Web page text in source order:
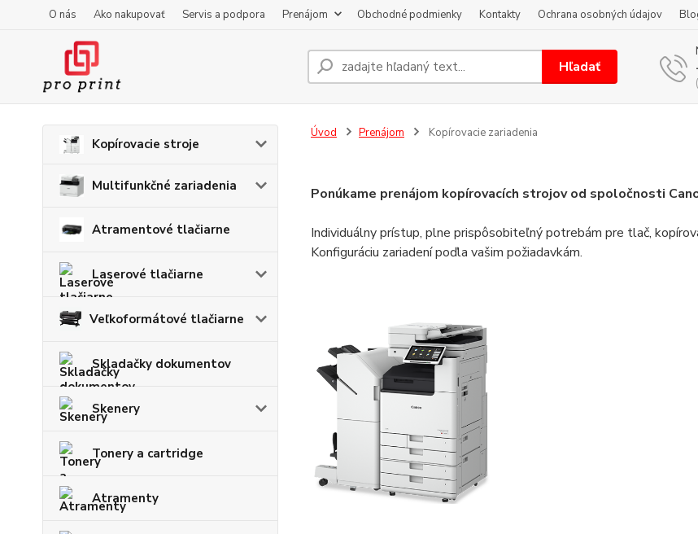
O nás Ako nakupovať Servis a podpora Prenájom Obchodné podmienky Kontakty Ochrana osobných údajov
Hľadať
Kopírovacie stroje
Multifunkčné zariadenia
Atramentové tlačiarne
Laserové tlačiarne
Veľkoformátové tlačiarne
Skladačky dokumentov
Skenery
Tonery a cartridge
Atramenty
Úvod Prenájom Kopírovacie zariadenia
Ponúkame prenájom kopírovacích strojov od spoločnosti
Individuálny prístup, plne prispôsobiteľný potrebám pre tlač,
Konfiguráciu zariadení poďla vašim požiadavkám.